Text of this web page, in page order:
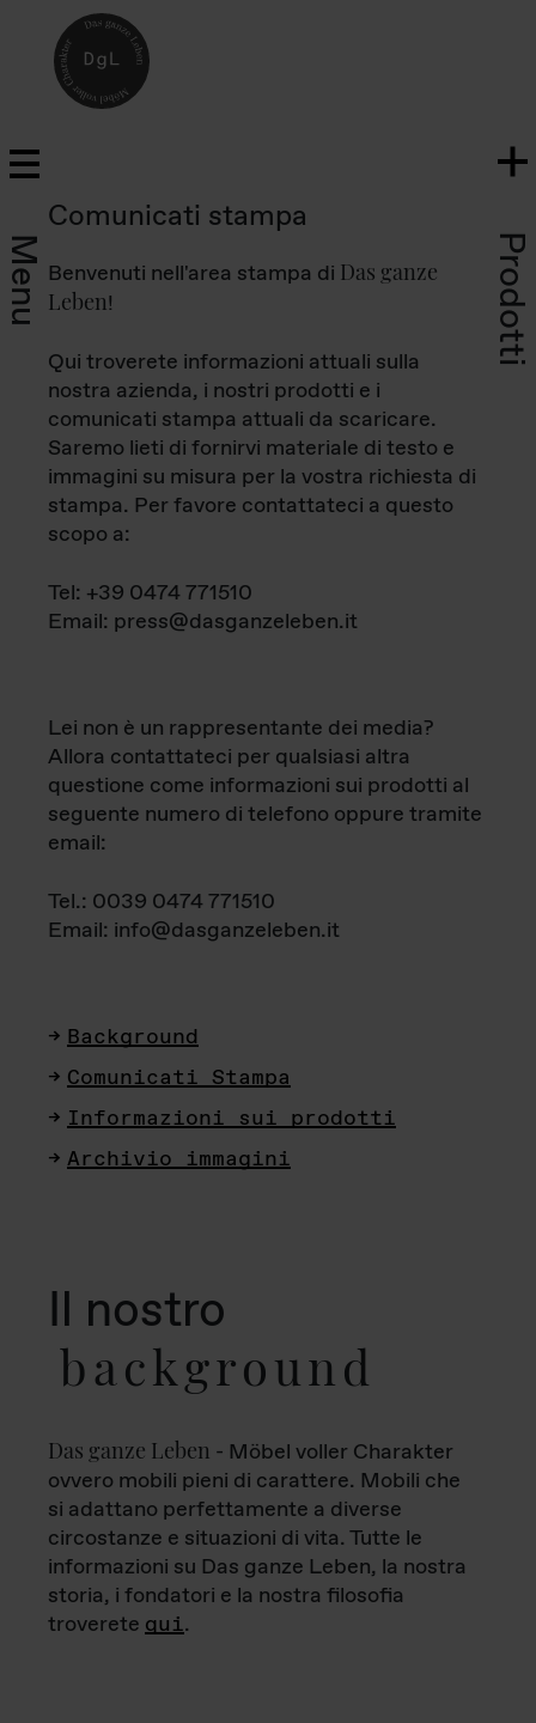
Menu Prodotti
Comunicati stampa
Benvenuti nell'area stampa di Das ganze
Leben!
Qui troverete informazioni attuali sulla
nostra azienda, i nostri prodotti e i
comunicati stampa attuali da scaricare.
Saremo lieti di fornirvi materiale di testo e
immagini su misura per la vostra richiesta di
stampa. Per favore contattateci a questo
scopo a:
Tel: +39 0474 771510
Email: press@dasganzeleben.it
Lei non è un rappresentante dei media?
Allora contattateci per qualsiasi altra
questione come informazioni sui prodotti al
seguente numero di telefono oppure tramite
email:
Tel.: 0039 0474 771510
Email: info@dasganzeleben.it
Background
Comunicati Stampa
Informazioni sui prodotti
Archivio immagini
Il nostro
background
Das ganze Leben - Möbel voller Charakter
ovvero mobili pieni di carattere. Mobili che
si adattano perfettamente a diverse
circostanze e situazioni di vita. Tutte le
informazioni su Das ganze Leben, la nostra
storia, i fondatori e la nostra filosofia
troverete qui.